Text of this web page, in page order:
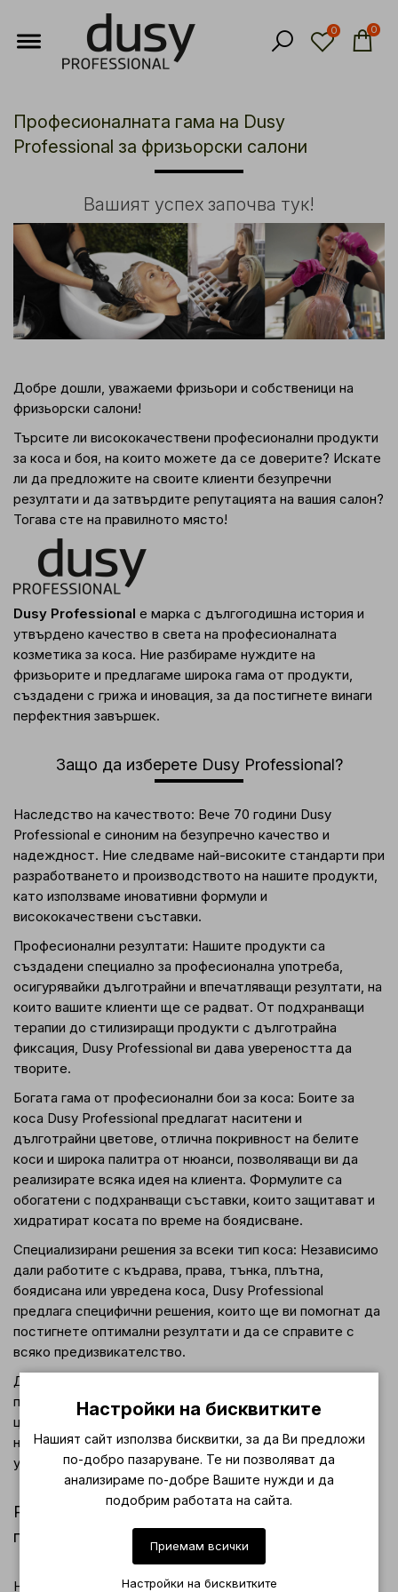
0 0
Професионалната гама на Dusy
Professional за фризьорски салони
Вашият успех започва тук!
Добре дошли, уважаеми фризьори и собственици на
фризьорски салони!
Търсите ли висококачествени професионални продукти
за коса и боя, на които можете да се доверите? Искате
ли да предложите на своите клиенти безупречни
резултати и да затвърдите репутацията на вашия салон?
Тогава сте на правилното място!
Dusy Professional е марка с дългогодишна история и
утвърдено качество в света на професионалната
козметика за коса. Ние разбираме нуждите на
фризьорите и предлагаме широка гама от продукти,
създадени с грижа и иновация, за да постигнете винаги
перфектния завършек.
Защо да изберете Dusy Professional?
Наследство на качеството: Вече 70 години Dusy
Professional е синоним на безупречно качество и
надеждност. Ние следваме най-високите стандарти при
разработването и производството на нашите продукти,
като използваме иновативни формули и
висококачествени съставки.
Професионални резултати: Нашите продукти са
създадени специално за професионална употреба,
осигурявайки дълготрайни и впечатляващи резултати, на
които вашите клиенти ще се радват. От подхранващи
терапии до стилизиращи продукти с дълготрайна
фиксация, Dusy Professional ви дава увереността да
творите.
Богата гама от професионални бои за коса: Боите за
коса Dusy Professional предлагат наситени и
дълготрайни цветове, отлична покривност на белите
коси и широка палитра от нюанси, позволяващи ви да
реализирате всяка идея на клиента. Формулите са
обогатени с подхранващи съставки, които защитават и
хидратират косата по време на боядисване.
Специализирани решения за всеки тип коса: Независимо
дали работите с къдрава, права, тънка, плътна,
боядисана или увредена коса, Dusy Professional
предлага специфични решения, които ще ви помогнат да
постигнете оптимални резултати и да се справите с
всяко предизвикателство.
Доверие от професионалистите: Dusy Professional е
предпочитан избор на много фризьори и салони, които
ценят качеството, ефективността и иновативността на
нашите продукти. Присъединете се към тях и се
убедете сами!
Регистрирайте се сега и получете специални
предимства!
Ние ценим нашите партньори – професионалните
Настройки на бисквитките
Нашият сайт използва бисквитки, за да Ви предложи
по-добро пазаруване. Те ни позволяват да
анализираме по-добре Вашите нужди и да
подобрим работата на сайта.
Приемам всички
Настройки на бисквитките